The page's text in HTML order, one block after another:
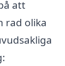
att
rad olika